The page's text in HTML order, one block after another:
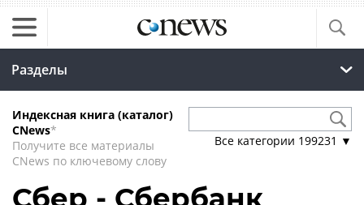
Разделы
Индексная книга (каталог)
CNews*
Получите все материалы
CNews по ключевому слову
Все категории 199231 ▼